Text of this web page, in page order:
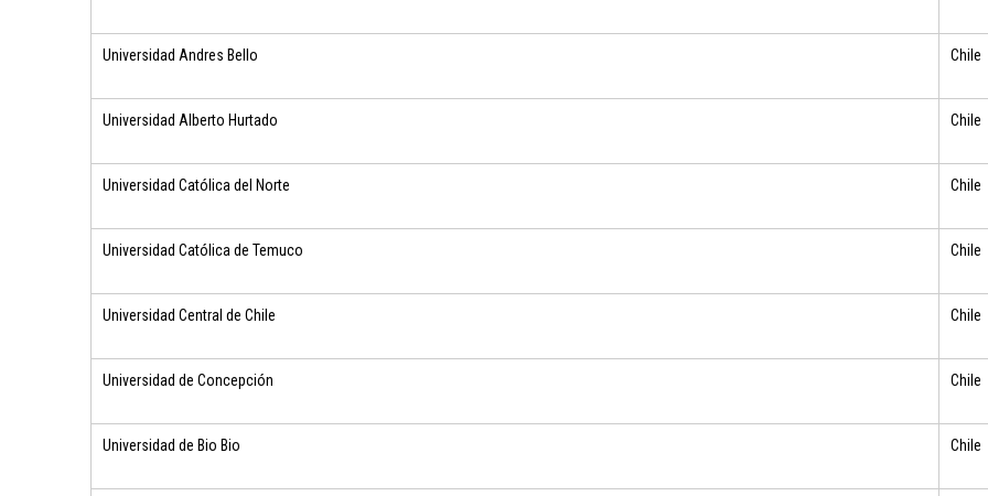
Universidad Andres Bello Chile
Universidad Alberto Hurtado Chile
Universidad Católica del Norte Chile
Universidad Católica de Temuco Chile
Universidad Central de Chile Chile
Universidad de Concepción Chile
Universidad de Bio Bio Chile